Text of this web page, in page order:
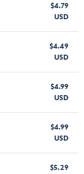
$4.79
USD
$4.49
USD
$4.99
USD
$4.99
USD
$5.29